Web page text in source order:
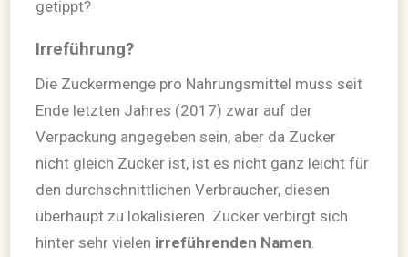
getippt?
Irreführung?
Die Zuckermenge pro Nahrungsmittel muss seit
Ende letzten Jahres (2017) zwar auf der
Verpackung angegeben sein, aber da Zucker
nicht gleich Zucker ist, ist es nicht ganz leicht für
den durchschnittlichen Verbraucher, diesen
überhaupt zu lokalisieren. Zucker verbirgt sich
hinter sehr vielen irreführenden Namen